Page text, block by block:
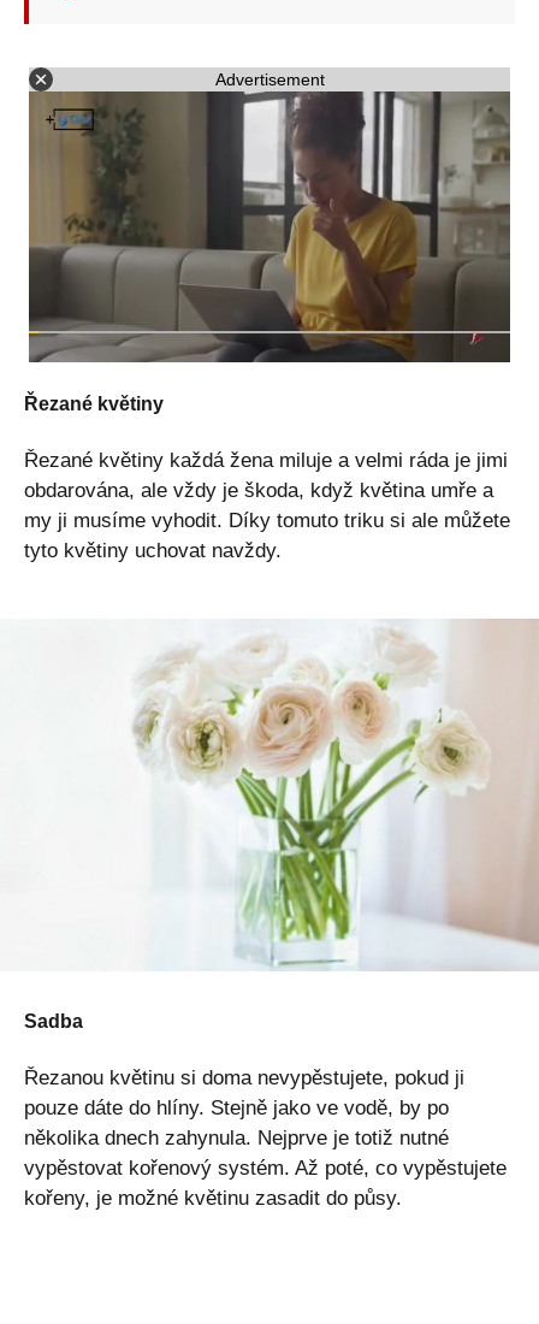
Advertisement
Řezané květiny
Řezané květiny každá žena miluje a velmi ráda je jimi
obdarována, ale vždy je škoda, když květina umře a
my ji musíme vyhodit. Díky tomuto triku si ale můžete
tyto květiny uchovat navždy.
Sadba
Řezanou květinu si doma nevypěstujete, pokud ji
pouze dáte do hlíny. Stejně jako ve vodě, by po
několika dnech zahynula. Nejprve je totiž nutné
vypěstovat kořenový systém. Až poté, co vypěstujete
kořeny, je možné květinu zasadit do půsy.